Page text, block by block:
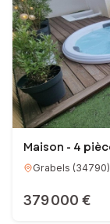
Maison - 4
Grabels (34790)
379 000 €